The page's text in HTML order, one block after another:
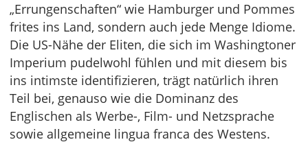
„Errungenschaften“ wie Hamburger und Pommes
frites ins Land, sondern auch jede Menge Idiome.
Die US-Nähe der Eliten, die sich im Washingtoner
Imperium pudelwohl fühlen und mit diesem bis
ins intimste identifizieren, trägt natürlich ihren
Teil bei, genauso wie die Dominanz des
Englischen als Werbe-, Film- und Netzsprache
sowie allgemeine lingua franca des Westens.